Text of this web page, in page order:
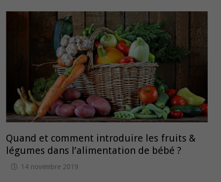
Quand et comment introduire les fruits &
légumes dans l’alimentation de bébé ?
14 novembre 2019